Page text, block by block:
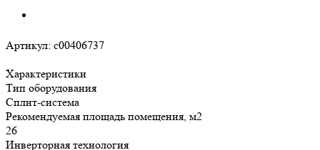
Артикул: c00406737
Характеристики
Тип оборудования
Сплит-система
Рекомендуемая площадь помещения, м2
26
Инверторная технология